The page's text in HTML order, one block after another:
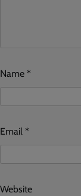
Name *
Email *
Website